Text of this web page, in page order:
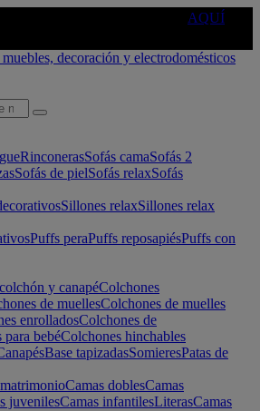
AQUÍ
RinconerasSofás camaSofás 2
Sofás de pielSofás relaxSofás
Sillones relaxSillones relax
Puffs peraPuffs reposapiésPuffs con
y canapéColchones
de muellesColchones de muelles
enrolladosColchones de
para bebéColchones hinchables
Base tapizadasSomieresPatas de
Camas doblesCamas
juvenilesCamas infantilesLiterasCamas